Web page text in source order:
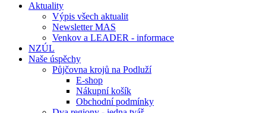
Aktuality
Výpis všech aktualit
Newsletter MAS
Venkov a LEADER - informace
NZÚL
Naše úspěchy
Půjčovna krojů na Podluží
E-shop
Nákupní košík
Obchodní podmínky